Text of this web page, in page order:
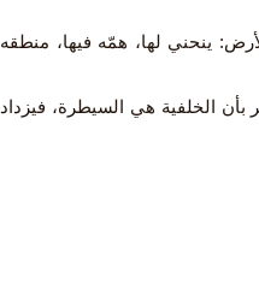
ينحني لها، همّه فيها، منطقه
بأن الخلفية هي السيطرة، فيزداد